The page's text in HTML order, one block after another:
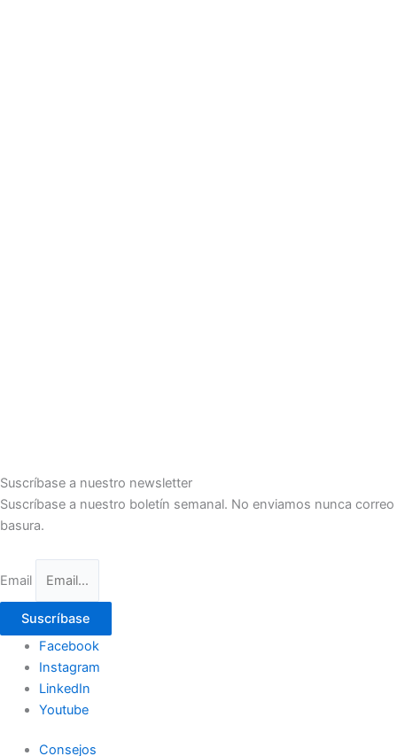
Suscríbase a nuestro newsletter
Suscríbase a nuestro boletín semanal. No enviamos nunca correo
basura.
Email
Suscríbase
Facebook
Instagram
LinkedIn
Youtube
Consejos